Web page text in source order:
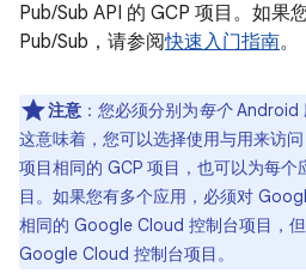
Pub/Sub API 的 GCP 项目。如果
Pub/Sub，请参阅快速入门指南。
注意 ：您必须分别为每个Android
这意味着，您可以选择使用与用来访
项目相同的 GCP 项目，也可以为每个
目。如果您有多个应用，必须对
相同的 Google Cloud 控制台项目，
Google Cloud 控制台项目。